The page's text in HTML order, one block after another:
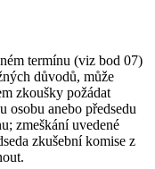
termínu (viz bod 07)
důvodů, může
zkoušky požádat
osobu anebo předsedu
zmeškání uvedené
zkušební komise z